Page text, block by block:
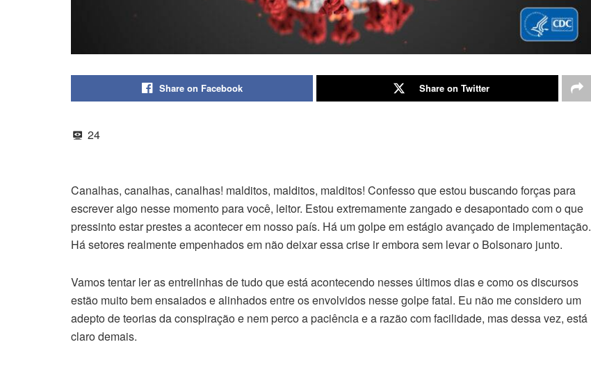
Share on Facebook Share on Twitter
24
Canalhas, canalhas, canalhas! malditos, malditos, malditos! Confesso que estou buscando forças para
escrever algo nesse momento para você, leitor. Estou extremamente zangado e desapontado com o que
pressinto estar prestes a acontecer em nosso país. Há um golpe em estágio avançado de implementação.
Há setores realmente empenhados em não deixar essa crise ir embora sem levar o Bolsonaro junto.
Vamos tentar ler as entrelinhas de tudo que está acontecendo nesses últimos dias e como os discursos
estão muito bem ensaiados e alinhados entre os envolvidos nesse golpe fatal. Eu não me considero um
adepto de teorias da conspiração e nem perco a paciência e a razão com facilidade, mas dessa vez, está
claro demais.